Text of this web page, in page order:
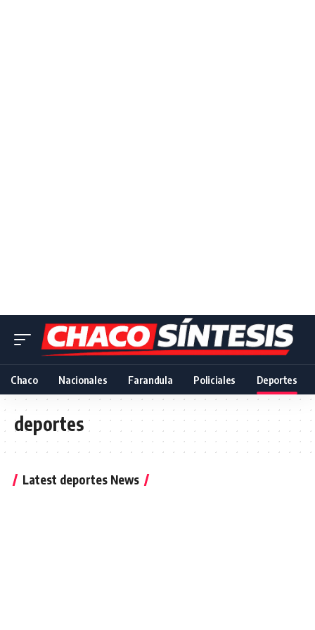
Chaco Nacionales Farandula Policiales Deportes
deportes
Latest deportes News